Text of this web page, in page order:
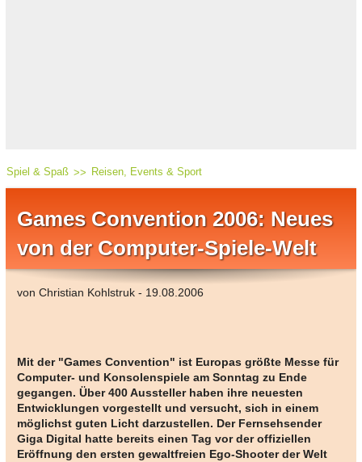
Spiel & Spaß Reisen, Events & Sport
Games Convention 2006: Neues
von der Computer-Spiele-Welt
von Christian Kohlstruk - 19.08.2006
Mit der "Games Convention" ist Europas größte Messe für
Computer- und Konsolenspiele am Sonntag zu Ende
gegangen. Über 400 Aussteller haben ihre neuesten
Entwicklungen vorgestellt und versucht, sich in einem
möglichst guten Licht darzustellen. Der Fernsehsender
Giga Digital hatte bereits einen Tag vor der offiziellen
Eröffnung den ersten gewaltfreien Ego-Shooter der Welt